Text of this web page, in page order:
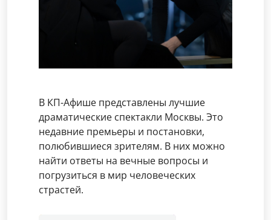
В КП-Афише представлены лучшие
драматические спектакли Москвы. Это
недавние премьеры и постановки,
полюбившиеся зрителям. В них можно
найти ответы на вечные вопросы и
погрузиться в мир человеческих
страстей.